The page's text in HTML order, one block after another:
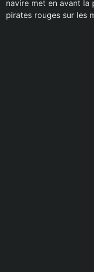
navire met en avant la
pirates rouges sur les